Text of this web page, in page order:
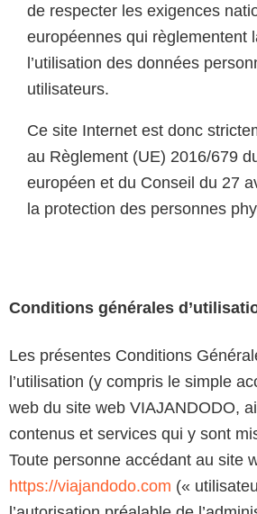
de respecter les exigences
européennes qui règlementent
l’utilisation des données
utilisateurs.
Ce site Internet est donc
au Règlement (UE) 2016/679
européen et du Conseil du 27
la protection des personnes
Conditions générales
Les présentes Conditions
l’utilisation (y compris le simple
web du site web VIAJANDODO,
contenus et services qui y sont
Toute personne accédant au site
https://viajandodo.com («